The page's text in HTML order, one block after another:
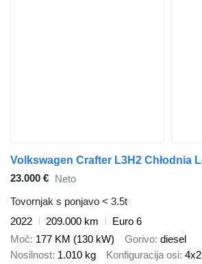
23.000 € Neto
Tovornjak s ponjavo < 3.5t
2022
209.000 km
Euro 6
Moč 177 KM (130 kW) Gorivo diesel
Nosilnost 1.010 kg Konfiguracija osi 4x2